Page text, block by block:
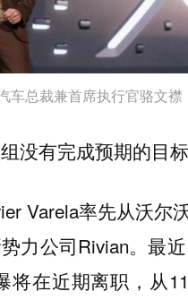
车总裁兼首席执行官骆文襟
没有完成预期的目标
Varela率先从沃尔
力公司Rivian。最
将在近期离职，从